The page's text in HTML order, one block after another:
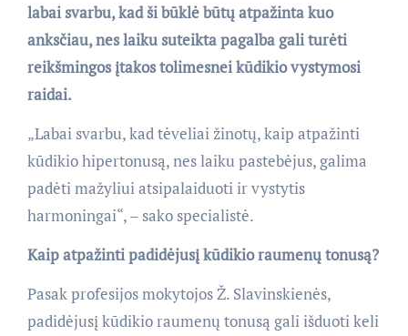
labai svarbu, kad ši būklė būtų atpažinta kuo
anksčiau, nes laiku suteikta pagalba gali turėti
reikšmingos įtakos tolimesnei kūdikio vystymosi
raidai.
„Labai svarbu, kad tėveliai žinotų, kaip atpažinti
kūdikio hipertonusą, nes laiku pastebėjus, galima
padėti mažyliui atsipalaiduoti ir vystytis
harmoningai“, – sako specialistė.
Kaip atpažinti padidėjusį kūdikio raumenų tonusą?
Pasak profesijos mokytojos Ž. Slavinskienės,
padidėjusį kūdikio raumenų tonusą gali išduoti keli